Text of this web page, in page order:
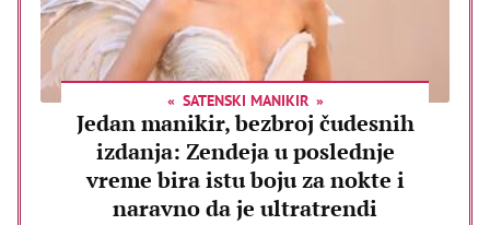
SATENSKI MANIKIR
Jedan manikir, bezbroj čudesnih
izdanja: Zendeja u poslednje
vreme bira istu boju za nokte i
naravno da je ultratrendi